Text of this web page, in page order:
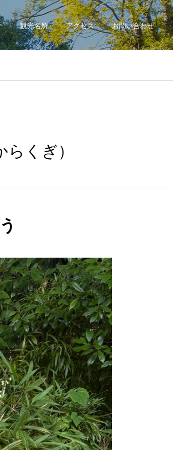
観光名所 アクセス お問い合わせ
くぎ）